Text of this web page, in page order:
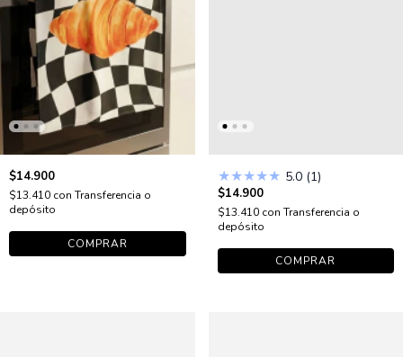
$14.900
$13.410 con Transferencia o
depósito
★★★★★ 5.0 (1)
$14.900
$13.410 con Transferencia o
depósito